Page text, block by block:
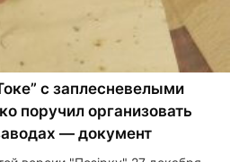
с заплесневелыми
поручил организовать
— документ